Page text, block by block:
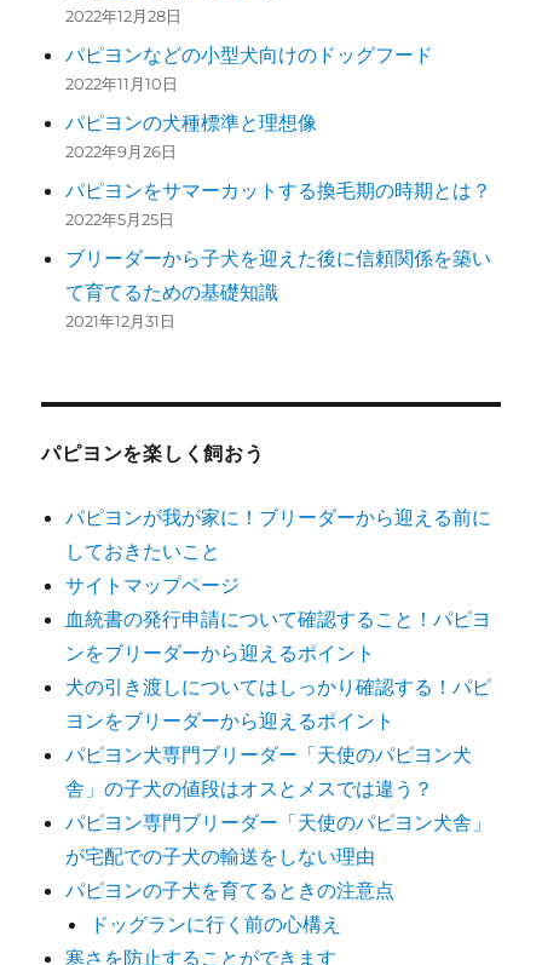
2022年12月28日
パピヨンなどの小型犬向けのドッグフード
2022年11月10日
パピヨンの犬種標準と理想像
2022年9月26日
パピヨンをサマーカットする換毛期の時期とは？
2022年5月25日
ブリーダーから子犬を迎えた後に信頼関係を築い
て育てるための基礎知識
2021年12月31日
パピヨンを楽しく飼おう
パピヨンが我が家に！ブリーダーから迎える前に
しておきたいこと
サイトマップページ
血統書の発行申請について確認すること！パピヨ
ンをブリーダーから迎えるポイント
犬の引き渡しについてはしっかり確認する！パピ
ヨンをブリーダーから迎えるポイント
パピヨン犬専門ブリーダー「天使のパピヨン犬
舎」の子犬の値段はオスとメスでは違う？
パピヨン専門ブリーダー「天使のパピヨン犬舎」
が宅配での子犬の輸送をしない理由
パピヨンの子犬を育てるときの注意点
ドッグランに行く前の心構え
寒さを防止することができます